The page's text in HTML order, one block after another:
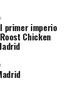
primer imperio
Chicken